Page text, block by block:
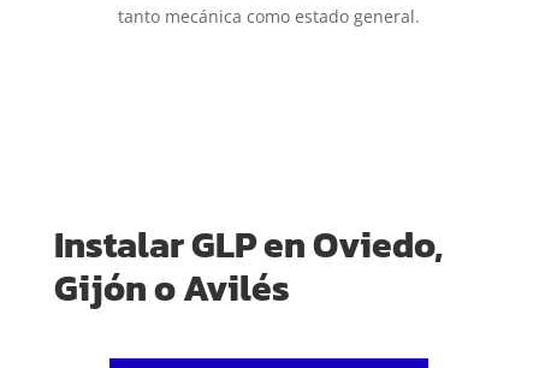
tanto mecánica como estado general.
Instalar GLP en Oviedo,
Gijón o Avilés